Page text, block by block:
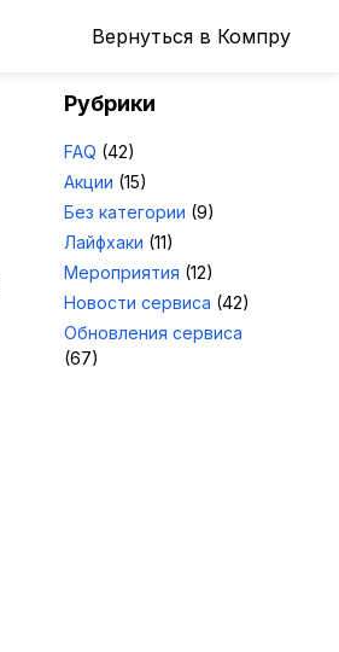
Вернуться в Компру
Рубрики
FAQ (42)
Акции (15)
Без категории (9)
Лайфхаки (11)
Мероприятия (12)
Новости сервиса (42)
Обновления сервиса
(67)